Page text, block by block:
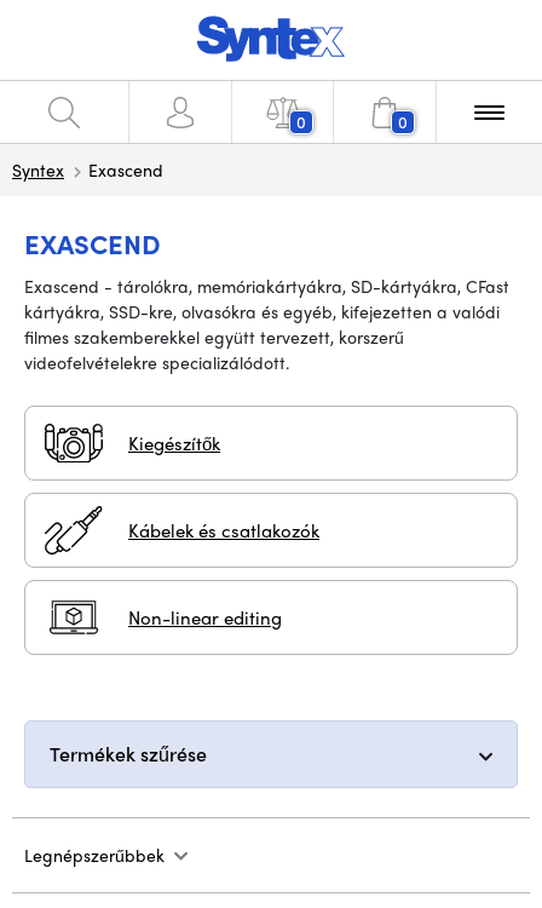
0 0
Syntex Exascend
EXASCEND
Exascend - tárolókra, memóriakártyákra, SD-kártyákra, CFast
kártyákra, SSD-kre, olvasókra és egyéb, kifejezetten a valódi
filmes szakemberekkel együtt tervezett, korszerű
videofelvételekre specializálódott.
Kiegészítők
Kábelek és csatlakozók
Non-linear editing
Termékek szűrése
Legnépszerűbbek